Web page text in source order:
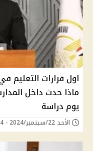
اول قرارات التعليم
ماذا حدث داخل
يوم دراسة
الأحد 22/سبتمبر/2024 - 03:04 م